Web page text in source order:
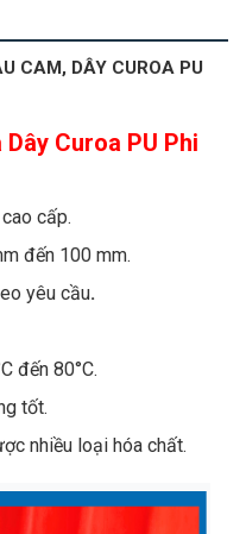
CAM, DÂY CUROA PU
Curoa PU Phi
cấp.
đến 100 mm.
yêu cầu.
đến 80°C.
tốt.
nhiều loại hóa chất.